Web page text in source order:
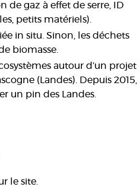
de gaz à effet de serre, ID
petits matériels).
in situ. Sinon, les déchets
biomasse.
autour d’un projet
(Landes). Depuis 2015,
un pin des Landes.
le site.